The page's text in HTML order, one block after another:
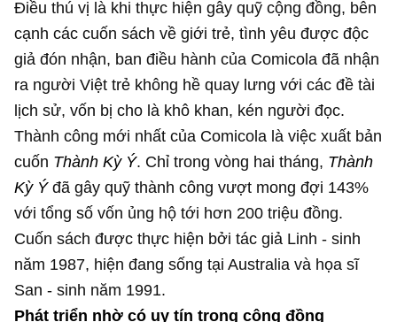
Điều thú vị là khi thực hiện gây quỹ cộng đồng, bên
cạnh các cuốn sách về giới trẻ, tình yêu được độc
giả đón nhận, ban điều hành của Comicola đã nhận
ra người Việt trẻ không hề quay lưng với các đề tài
lịch sử, vốn bị cho là khô khan, kén người đọc.
Thành công mới nhất của Comicola là việc xuất bản
cuốn Thành Kỳ Ý. Chỉ trong vòng hai tháng, Thành
Kỳ Ýđã gây quỹ thành công vượt mong đợi 143%
với tổng số vốn ủng hộ tới hơn 200 triệu đồng.
Cuốn sách được thực hiện bởi tác giả Linh - sinh
năm 1987, hiện đang sống tại Australia và họa sĩ
San - sinh năm 1991.
Phát triển nhờ có uy tín trong cộng đồng